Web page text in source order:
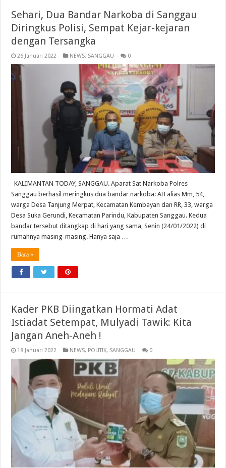
Sehari, Dua Bandar Narkoba di Sanggau
Diringkus Polisi, Sempat Kejar-kejaran
dengan Tersangka
26 Januari 2022 NEWS, SANGGAU 0
KALIMANTAN TODAY, SANGGAU. Aparat Sat Narkoba Polres
Sanggau berhasil meringkus dua bandar narkoba: AH alias Mm, 54,
warga Desa Tanjung Merpat, Kecamatan Kembayan dan RR, 33, warga
Desa Suka Gerundi, Kecamatan Parindu, Kabupaten Sanggau. Kedua
bandar tersebut ditangkap di hari yang sama, Senin (24/01/2022) di
rumahnya masing-masing. Hanya saja …
Baca »
Kader PKB Diingatkan Hormati Adat
Istiadat Setempat, Mulyadi Tawik: Kita
Jangan Aneh-Aneh !
18 Januari 2022 NEWS, POLITIK, SANGGAU 0